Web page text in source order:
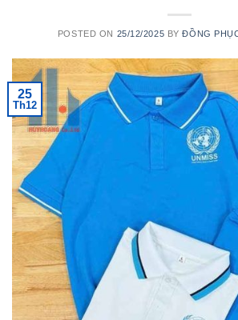
POSTED ON 25/12/2025 BYĐỒNG
25
Th12